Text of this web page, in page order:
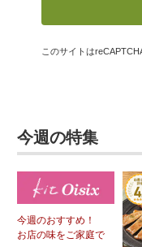
このサイトは
今週の特集
今週のおすすめ！
お店の味をご家庭で